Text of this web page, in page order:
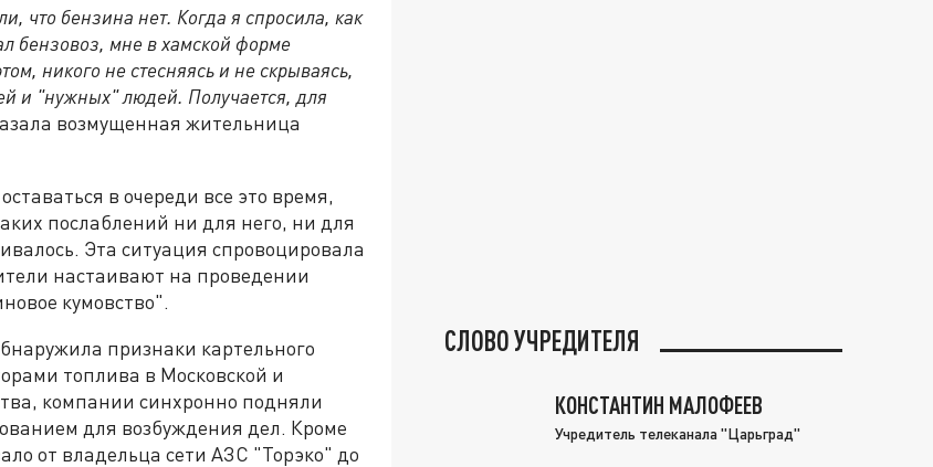
что бензина нет. Когда я спросила, как
бензовоз, мне в хамской форме
никого не стесняясь и не скрываясь,
и "нужных" людей. Получается, для
возмущенная жительница
в очереди все это время,
послаблений ни для него, ни для
Эта ситуация спровоцировала
настаивают на проведении
кумовство".
признаки картельного
топлива в Московской и
компании синхронно подняли
для возбуждения дел. Кроме
от владельца сети АЗС "Торэко" до
СЛОВО УЧРЕДИТЕЛЯ
КОНСТАНТИН МАЛОФЕЕВ
Учредитель телеканала "Царьград"